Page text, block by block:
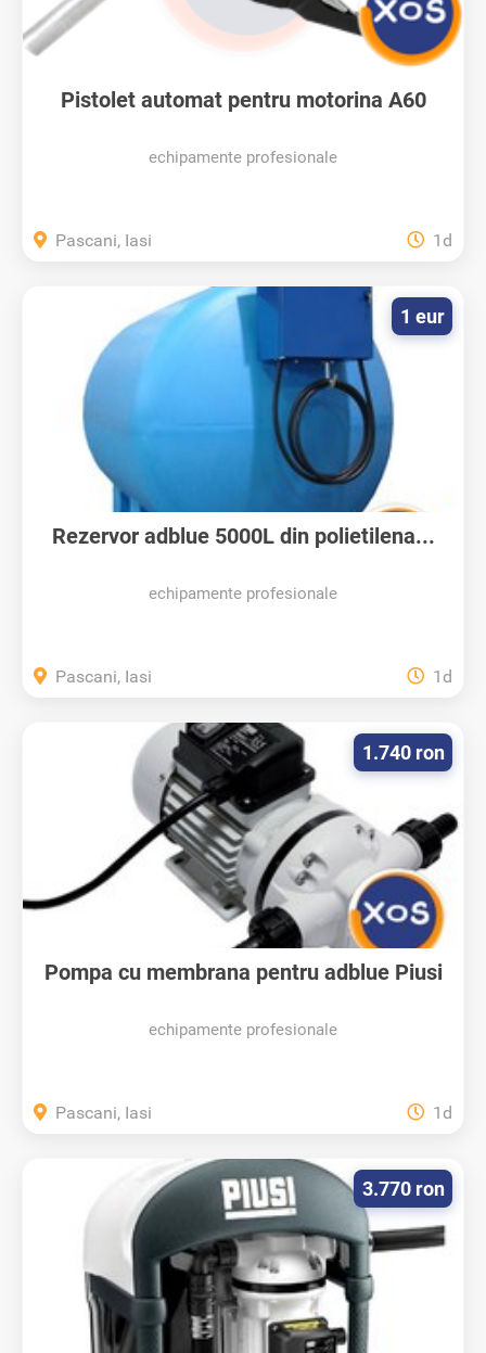
Pistolet automat pentru motorina A60
echipamente profesionale
Pascani, Iasi 1d
Rezervor adblue 5000L din polietilena...
echipamente profesionale
1 eur
Pascani, Iasi 1d
Pompa cu membrana pentru adblue Piusi
echipamente profesionale
1.740 ron
Pascani, Iasi 1d
3.770 ron